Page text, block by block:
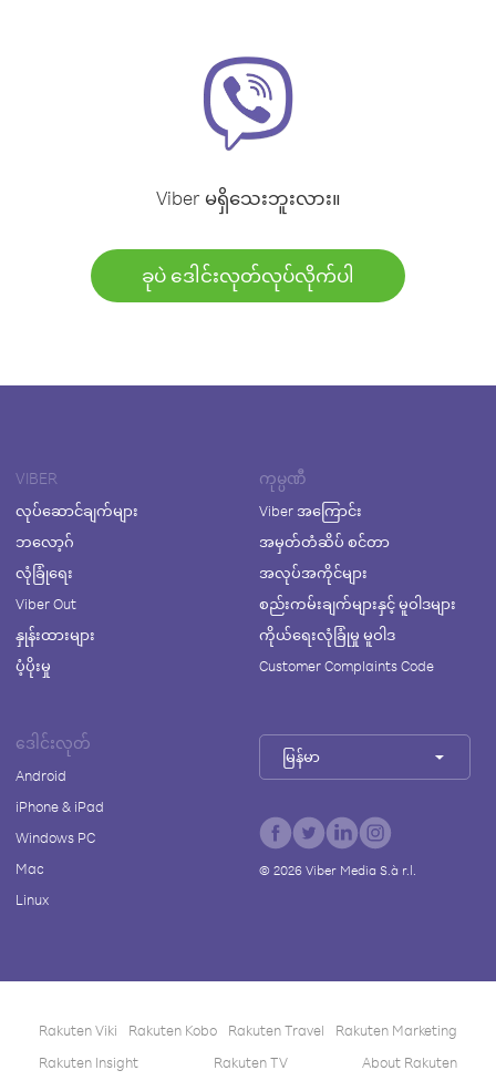
Viber မရှိသေးဘူးလား။
ခုပဲ ဒေါင်းလုတ်လုပ်လိုက်ပါ
VIBER
လုပ်ဆောင်ချက်များ
ဘလော့ဂ်
လုံခြုံရေး
Viber Out
နှုန်းထားများ
ပံ့ပိုးမှု
ကုမ္ပဏီ
Viber အကြောင်း
အမှတ်တံဆိပ် စင်တာ
အလုပ်အကိုင်များ
စည်းကမ်းချက်များနှင့် မူဝါဒများ
ကိုယ်ရေးလုံခြုံမှု မူဝါဒ
Customer Complaints Code
ဒေါင်းလုတ်
Android
iPhone & iPad
Windows PC
Mac
Linux
မြန်မာ
© 2026Viber Media S.à r.l.
Rakuten Viki Rakuten Kobo Rakuten Travel
Rakuten Marketing
Rakuten Insight
Rakuten TV About Rakuten